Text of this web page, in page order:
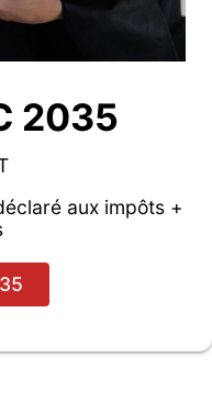
2035
aux impôts +